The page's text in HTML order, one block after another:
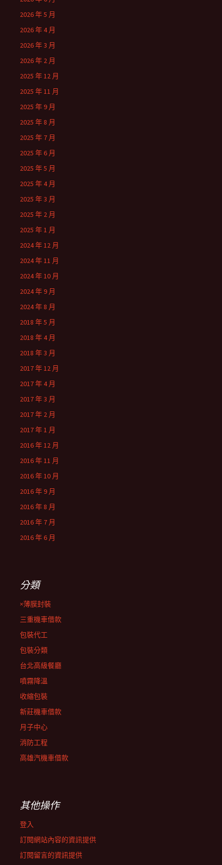
2026 年 5 月
2026 年 4 月
2026 年 3 月
2026 年 2 月
2025 年 12 月
2025 年 11 月
2025 年 9 月
2025 年 8 月
2025 年 7 月
2025 年 6 月
2025 年 5 月
2025 年 4 月
2025 年 3 月
2025 年 2 月
2025 年 1 月
2024 年 12 月
2024 年 11 月
2024 年 10 月
2024 年 9 月
2024 年 8 月
2018 年 5 月
2018 年 4 月
2018 年 3 月
2017 年 12 月
2017 年 4 月
2017 年 3 月
2017 年 2 月
2017 年 1 月
2016 年 12 月
2016 年 11 月
2016 年 10 月
2016 年 9 月
2016 年 8 月
2016 年 7 月
2016 年 6 月
分類
×薄膜封裝
三重機車借款
包裝代工
包裝分類
台北高級餐廳
噴霧降溫
收縮包裝
新莊機車借款
月子中心
消防工程
高雄汽機車借款
其他操作
登入
訂閱網站內容的資訊提供
訂閱留言的資訊提供